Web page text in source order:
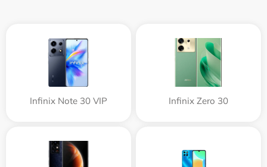
Infinix Note 30 VIP Infinix Zero 30